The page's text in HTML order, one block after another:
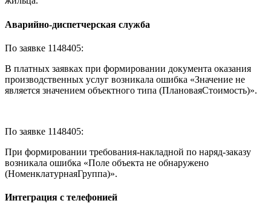
Аварийно-диспетчерская служба
По заявке 1148405:
В платных заявках при формировании документа оказания
производственных услуг возникала ошибка «Значение не
является значением объектного типа (ПлановаяСтоимость)».
По заявке 1148405:
При формировании требования-накладной по наряд-заказу
возникала ошибка «Поле объекта не обнаружено
(НоменклатурнаяГруппа)».
Интеграция с телефонией